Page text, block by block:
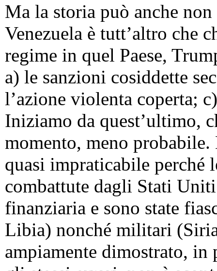
Ma la storia può anche
Venezuela è tutt’altro che
regime in quel Paese,
a) le sanzioni cosiddette
l’azione violenta coperta;
Iniziamo da quest’ultimo,
momento, meno
quasi impraticabile perché
combattute dagli Stati
finanziaria e sono state
Libia) nonché militari
ampiamente dimostrato, in